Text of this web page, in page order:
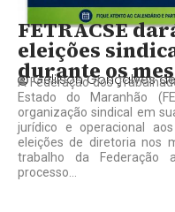
FETRACSE
eleições
durante os
Gelilson Gonçalves
A Federação dos
Estado do Maranhão
organização sindical em
jurídico e operacional
eleições de diretoria nos
trabalho da Federação
processo...